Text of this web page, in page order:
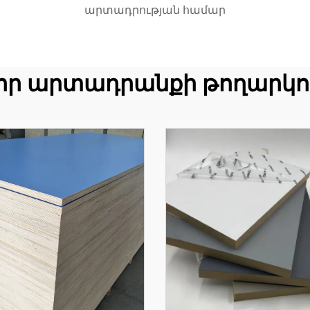
արտադրության համար
արտադրանքի